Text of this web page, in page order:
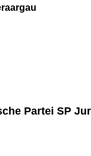
Partei SP